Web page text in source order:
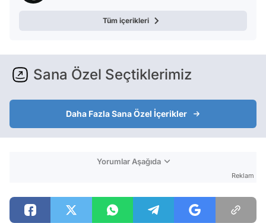
Tüm içerikleri
Sana Özel Seçtiklerimiz
Daha Fazla Sana Özel İçerikler
Yorumlar Aşağıda
Reklam